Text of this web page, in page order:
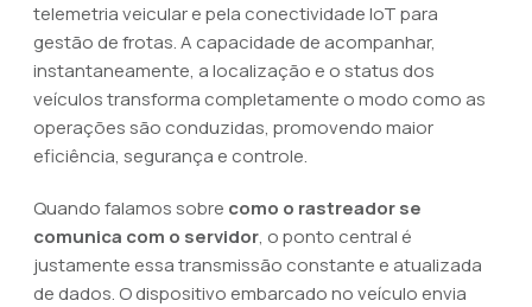
telemetria veicular e pela conectividade IoT para
gestão de frotas. A capacidade de acompanhar,
instantaneamente, a localização e o status dos
veículos transforma completamente o modo como as
operações são conduzidas, promovendo maior
eficiência, segurança e controle.
Quando falamos sobre como o rastreador se
comunica com o servidor, o ponto central é
justamente essa transmissão constante e atualizada
de dados. O dispositivo embarcado no veículo envia